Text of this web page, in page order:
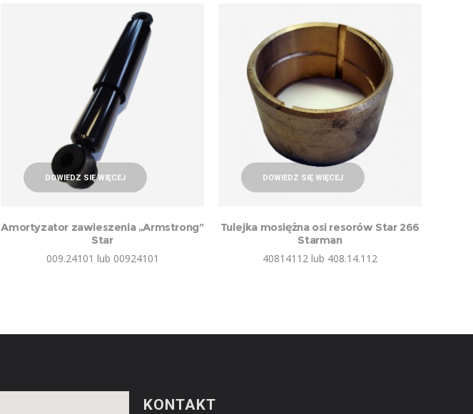
DOWIEDZ SIĘ WIĘCEJ
Amortyzator zawieszenia „Armstrong”
Star
009.24101 lub 00924101
DOWIEDZ SIĘ WIĘCEJ
Tulejka mosiężna osi resorów Star 266
Starman
40814112 lub 408.14.112
KONTAKT